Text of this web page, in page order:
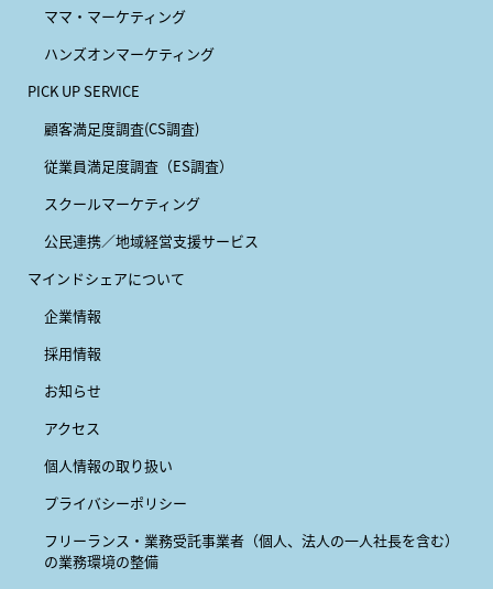
ママ・マーケティング
ハンズオンマーケティング
PICK UP SERVICE
顧客満足度調査(CS調査)
従業員満足度調査（ES調査）
スクールマーケティング
公民連携／地域経営支援サービス
マインドシェアについて
企業情報
採用情報
お知らせ
アクセス
個人情報の取り扱い
プライバシーポリシー
フリーランス・業務受託事業者 （個人、法人の一人社長を含む）
の業務環境の整備